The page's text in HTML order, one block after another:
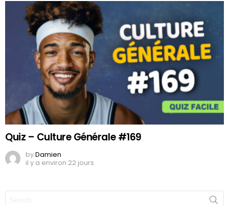
Quiz – Culture Générale #169
byDamien
il y a environ 22 jours